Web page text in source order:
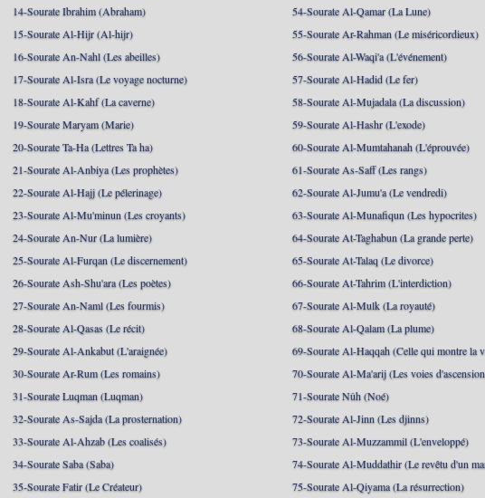
14-Sourate Ibrahim (Abraham)
15-Sourate Al-Hijr (Al-hijr)
16-Sourate An-Nahl (Les abeilles)
17-Sourate Al-Isra (Le voyage nocturne)
18-Sourate Al-Kahf (La caverne)
19-Sourate Maryam (Marie)
20-Sourate Ta-Ha (Lettres Ta ha)
21-Sourate Al-Anbiya (Les prophètes)
22-Sourate Al-Hajj (Le pélerinage)
23-Sourate Al-Mu'minun (Les croyants)
24-Sourate An-Nur (La lumière)
25-Sourate Al-Furqan (Le discernement)
26-Sourate Ash-Shu'ara (Les poètes)
27-Sourate An-Naml (Les fourmis)
28-Sourate Al-Qasas (Le récit)
29-Sourate Al-Ankabut (L'araignée)
30-Sourate Ar-Rum (Les romains)
31-Sourate Luqman (Luqman)
32-Sourate As-Sajda (La prosternation)
33-Sourate Al-Ahzab (Les coalisés)
34-Sourate Saba (Saba)
35-Sourate Fatir (Le Créateur)
54-Sourate Al-Qamar (La Lune)
55-Sourate Ar-Rahman (Le miséricordieux)
56-Sourate Al-Waqi'a (L'événement)
57-Sourate Al-Hadid (Le fer)
58-Sourate Al-Mujadala (La discussion)
59-Sourate Al-Hashr (L'exode)
60-Sourate Al-Mumtahanah (L'éprouvée)
61-Sourate As-Saff (Les rangs)
62-Sourate Al-Jumu'a (Le vendredi)
63-Sourate Al-Munafiqun (Les hypocrites)
64-Sourate At-Taghabun (La grande perte)
65-Sourate At-Talaq (Le divorce)
66-Sourate At-Tahrim (L'interdiction)
67-Sourate Al-Mulk (La royauté)
68-Sourate Al-Qalam (La plume)
69-Sourate Al-Haqqah (Celle qui montre la
70-Sourate Al-Ma'arij (Les voies
71-Sourate Nûh (Noé)
72-Sourate Al-Jinn (Les djinns)
73-Sourate Al-Muzzammil (L'enveloppé)
74-Sourate Al-Muddathir (Le revêtu d'un
75-Sourate Al-Qiyama (La résurrection)